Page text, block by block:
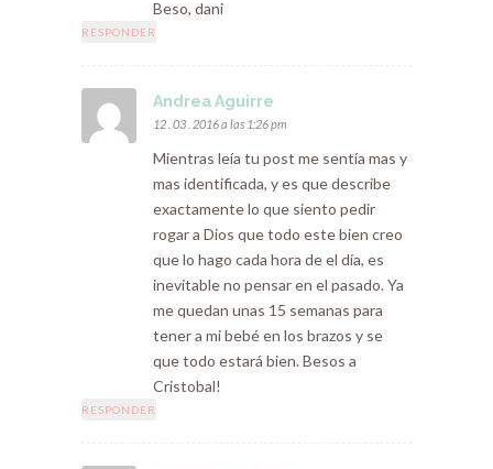
Beso, dani
RESPONDER
Andrea Aguirre
12 . 03 . 2016 a las 1:26 pm
Mientras leía tu post me sentía mas y
mas identificada, y es que describe
exactamente lo que siento pedir
rogar a Dios que todo este bien creo
que lo hago cada hora de el día, es
inevitable no pensar en el pasado. Ya
me quedan unas 15 semanas para
tener a mi bebé en los brazos y se
que todo estará bien. Besos a
Cristobal!
RESPONDER